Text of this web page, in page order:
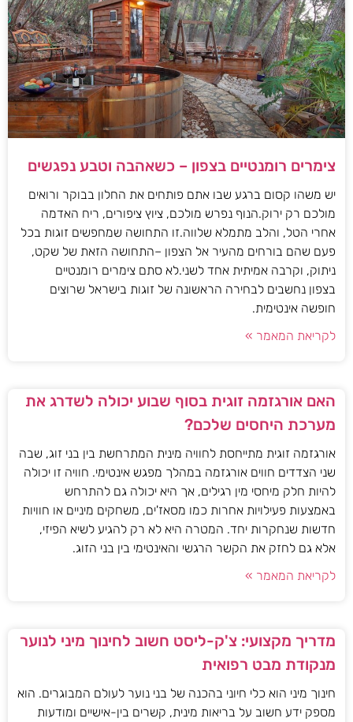
צימרים רומנטיים בצפון – כשאהבה וטבע נפגשים
יש משהו קסום ברגע שבו אתם פותחים את החלון בבוקר ורואים
מולכם רק ירוק.הנוף נפרש מולכם, ציוץ ציפורים, ריח האדמה
אחרי הטל, והלב מתמלא שלווה.זו התחושה שמחפשים זוגות בכל
פעם שהם בורחים מהעיר אל הצפון –התחושה הזאת של שקט,
ניתוק, וקרבה אמיתית אחד לשני.לא סתם צימרים רומנטיים
בצפון נחשבים לבחירה הראשונה של זוגות בישראל שרוצים
חופשה אינטימית.
לקריאת המאמר »
האם אורגזמה זוגית בסוף שבוע יכולה לשדרג את
מערכת היחסים שלכם?
אורגזמה זוגית מתייחסת לחוויה מינית המתרחשת בין בני זוג, שבה
שני הצדדים חווים אורגזמה במהלך מפגש אינטימי. חוויה זו יכולה
להיות חלק מיחסי מין רגילים, אך היא יכולה גם להתרחש
באמצעות פעילויות אחרות כמו מסאז'ים, משחקים מיניים או חוויות
חדשות שנחקרות יחד. המטרה היא לא רק להגיע לשיא הפיזי,
אלא גם לחזק את הקשר הרגשי והאינטימי בין בני הזוג.
לקריאת המאמר »
מדריך מקצועי: צ'ק-ליסט חשוב לחינוך מיני לנוער
מנקודת מבט רפואית
חינוך מיני הוא כלי חיוני בהכנה של בני נוער לעולם המבוגרים. הוא
מספק ידע חשוב על בריאות מינית, קשרים בין-אישיים ומודעות